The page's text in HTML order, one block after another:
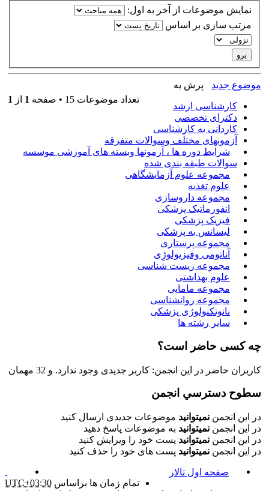
نمایش موضوعات از آخر به اول:
مرتب سازی بر اساس
موضوع جدید
تعداد موضوعات 15 • صفحه
1 از 1
پرش به
کارشناسی ارشد
دکترای تخصصی
کاردانی به کارشناسی
آزمونهای مختلف وسوالات متفرقه
شرایط دوره ها ، آزمونها وبسته های آموزشی موسسه
سوالات طبقه بندی شده
مجموعه علوم آزمایشگاهی
علوم تغذیه
مجموعه داروسازی
انفورماتیک پزشکی
فیزیک پزشکی
لیسانس به پزشکی
مجموعه پرستاری
آناتومی وفیزیولوژِی
مجموعه زیست شناسی
علوم بهداشتی
مجموعه مامایی
مجموعه روانشناسی
نانوتکنولوژی پزشکی
سایر رشته ها
چه کسی حاضر است؟
کاربران حاضر در این انجمن: کاربر جدیدی وجود ندارد. و 32 مهمان
سطوح دسترسي انجمن
در این انجمن نمیتوانید موضوعات جدیدی ارسال کنید
در این انجمن نمیتوانید به موضوعات پاسخ دهید
در این انجمن نمیتوانید پست خود را ویرایش کنید
در این انجمن نمیتوانید پست های خود را حذف کنید
صفحه اول تالار
تمام زمان ها براساس UTC+03:30